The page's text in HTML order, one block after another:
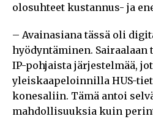
olosuhteet kustannus- ja
– Avainasiana tässä oli
hyödyntäminen.
IP-pohjaista järjestelmää,
yleiskaapeloinnilla HUS-
konesaliin. Tämä antoi
mahdollisuuksia kuin